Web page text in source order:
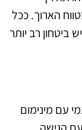
הארוך. ככל
ביטחון רב יותר
עם מינימום